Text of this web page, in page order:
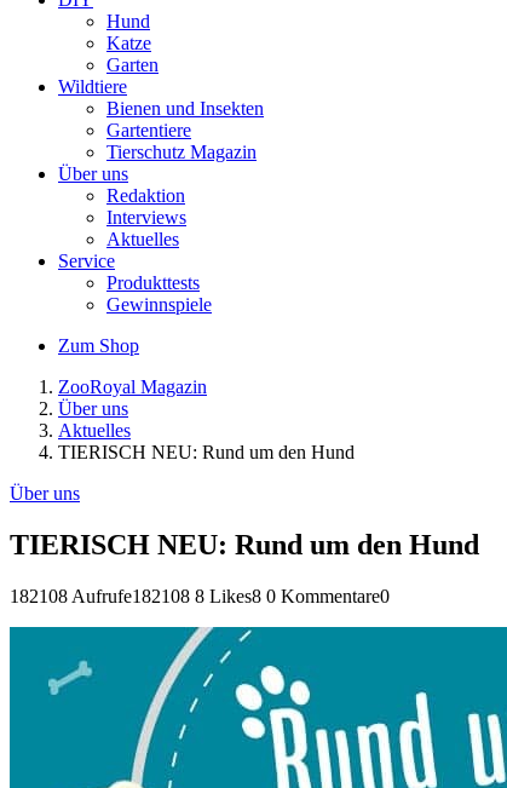
Hund
Katze
Garten
Wildtiere
Bienen und Insekten
Gartentiere
Tierschutz Magazin
Über uns
Redaktion
Interviews
Aktuelles
Service
Produkttests
Gewinnspiele
Zum Shop
ZooRoyal Magazin
Über uns
Aktuelles
TIERISCH NEU: Rund um den Hund
Über uns
TIERISCH NEU: Rund um den Hund
182108 Aufrufe182108 8 Likes8 0 Kommentare0